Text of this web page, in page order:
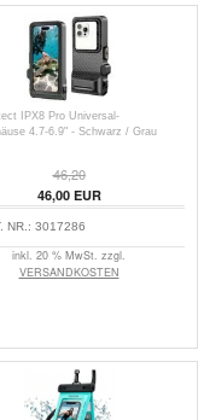
IPX8 Pro Universal-
4.7-6.9" - Schwarz / Grau
46,20
46,00EUR
NR.: 3017286
inkl. 20 % MwSt. zzgl.
VERSANDKOSTEN